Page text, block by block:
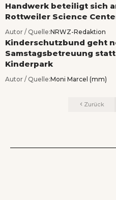
Handwerk beteiligt sich
Rottweiler Science
Autor / Quelle:NRWZ-Redaktion
Kinderschutzbund geht
Samstagsbetreuung statt
Kinderpark
Autor / Quelle:Moni Marcel (mm)
Zurück